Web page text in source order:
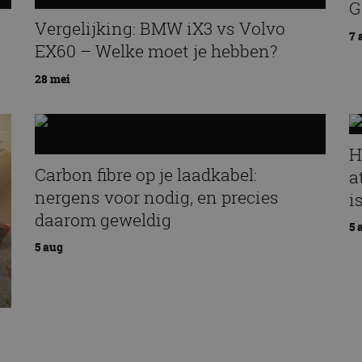
Vergelijking: BMW iX3 vs Volvo
EX60 – Welke moet je hebben?
28 mei
7
Carbon fibre op je laadkabel:
nergens voor nodig, en precies
daarom geweldig
5 aug
5